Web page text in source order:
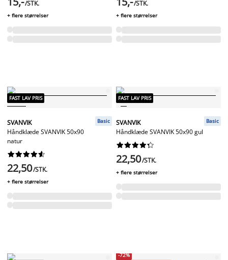
/STK.
+ flere størrelser
/STK.
+ flere størrelser
FAST LAV PRIS
SVANVIK
Håndklæde SVANVIK 50x90
natur
Basic






22,50/STK.
+ flere størrelser
FAST LAV PRIS
SVANVIK
Håndklæde SVANVIK 50x90 gul
Basic






22,50/STK.
+ flere størrelser
-72%